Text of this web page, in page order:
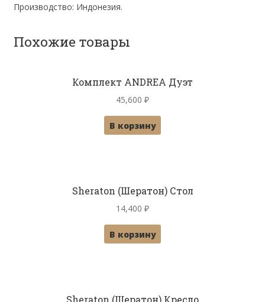
Производство: Индонезия.
Похожие товары
Комплект ANDREA Дуэт
45,600 ₽
В корзину
Sheraton (Шератон) Стол
14,400 ₽
В корзину